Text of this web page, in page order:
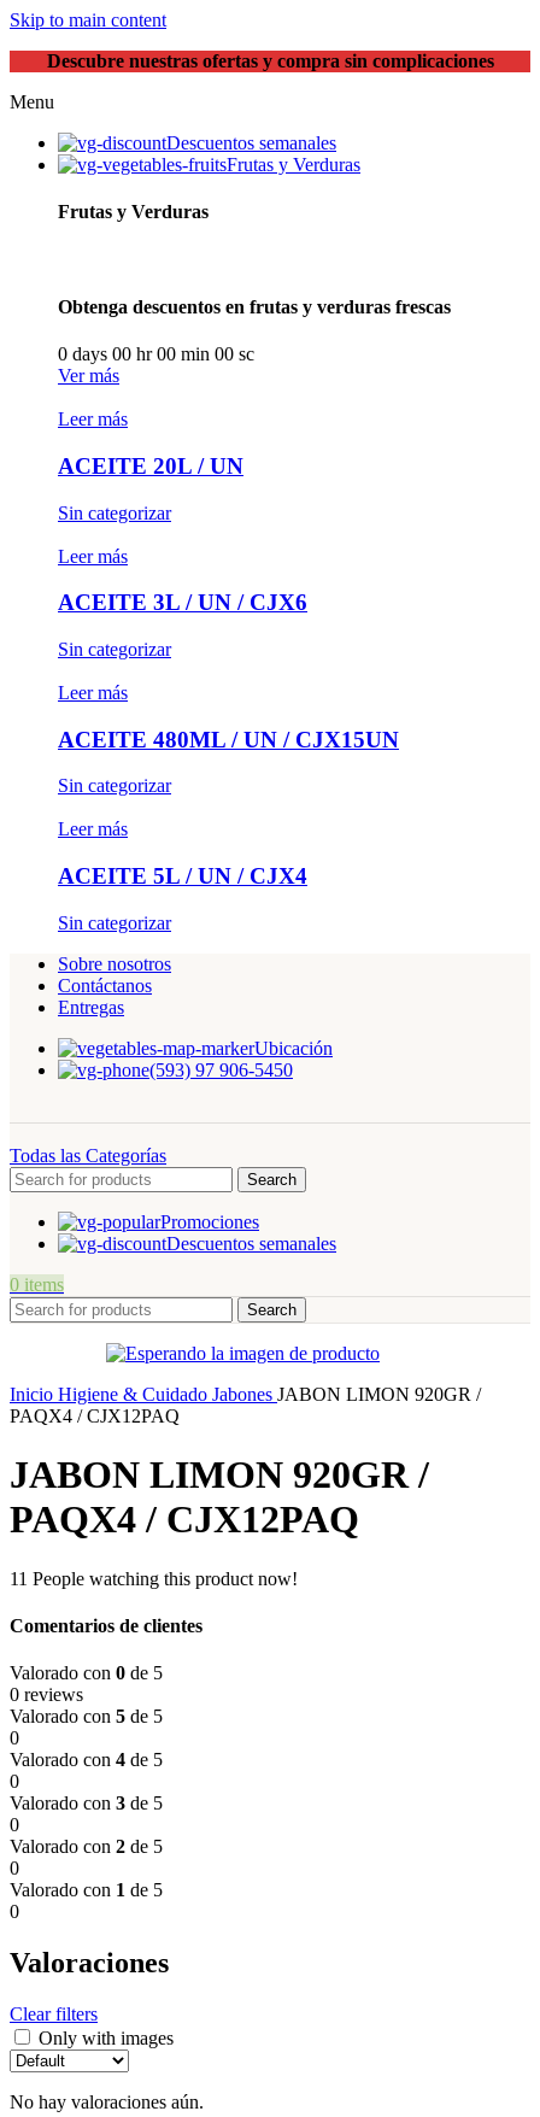
Skip to main content
Descubre nuestras ofertas y compra sin complicaciones
Menu
Descuentos semanales
Frutas y Verduras
Frutas y Verduras
Obtenga descuentos en frutas y verduras frescas
0 days 00 hr00 min 00 sc
Ver más
Leer más
ACEITE 20L / UN
Sin categorizar
Leer más
ACEITE 3L / UN / CJX6
Sin categorizar
Leer más
ACEITE 480ML / UN / CJX15UN
Sin categorizar
Leer más
ACEITE 5L / UN / CJX4
Sin categorizar
Sobre nosotros
Contáctanos
Entregas
Ubicación
(593) 97 906-5450
Todas las Categorías
Search
Promociones
Descuentos semanales
0 items
Search
Inicio Higiene & Cuidado Jabones JABON LIMON 920GR /
PAQX4 / CJX12PAQ
JABON LIMON 920GR /
PAQX4 / CJX12PAQ
11 People watching this product now!
Comentarios de clientes
Valorado con 0 de 5
0 reviews
Valorado con 5 de 5
0
Valorado con 4 de 5
0
Valorado con 3 de 5
0
Valorado con 2 de 5
0
Valorado con 1 de 5
0
Valoraciones
Clear filters
Only with images
No hay valoraciones aún.